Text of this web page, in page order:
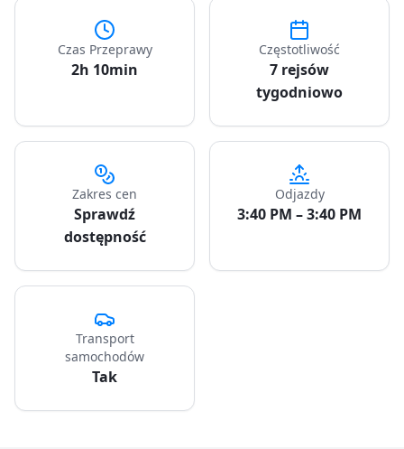
Czas Przeprawy
2h 10min
Częstotliwość
7 rejsów
tygodniowo
Zakres cen
Sprawdź
dostępność
Odjazdy
3:40 PM – 3:40 PM
Transport
samochodów
Tak